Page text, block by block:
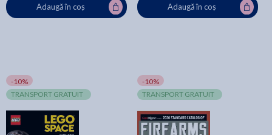
Adaugă în coș Adaugă în coș
-10%
TRANSPORT GRATUIT
-10%
TRANSPORT GRATUIT